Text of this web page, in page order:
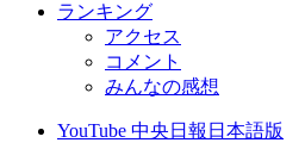
ランキング
アクセス
コメント
みんなの感想
YouTube 中央日報日本語版